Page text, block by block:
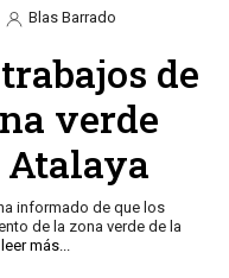
Blas Barrado
de
verde
Atalaya
informado de que los
de la zona verde de la
leer más...